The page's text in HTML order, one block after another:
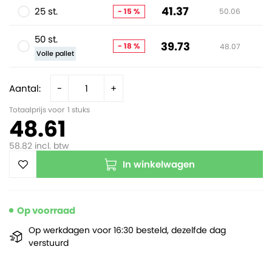
Aantal: - +
Totaalprijs voor 1 stuks
48.61
58.82 incl. btw
In winkelwagen
25 st. - 15 % 41.37 50.06
50 st.
Volle pallet
- 18 % 39.73 48.07
Op voorraad
Op werkdagen voor 16:30 besteld, dezelfde dag
verstuurd